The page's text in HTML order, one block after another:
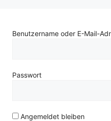
Benutzername oder E-Mail-
Passwort
Angemeldet bleiben